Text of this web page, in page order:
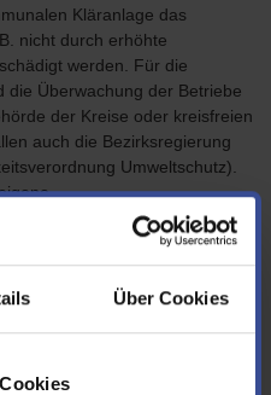
Über Cookies
Kläranlage das
nicht durch erhöhte
werden. Für die
die Überwachung der Betriebe
der Kreise oder kreisfreien
auch die Bezirksregierung
Umweltschutz).
die Auflagen den
angepasst sind. Der
die Einhaltung der
ergreift bei Verstößen